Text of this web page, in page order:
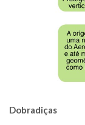
Dobradiças